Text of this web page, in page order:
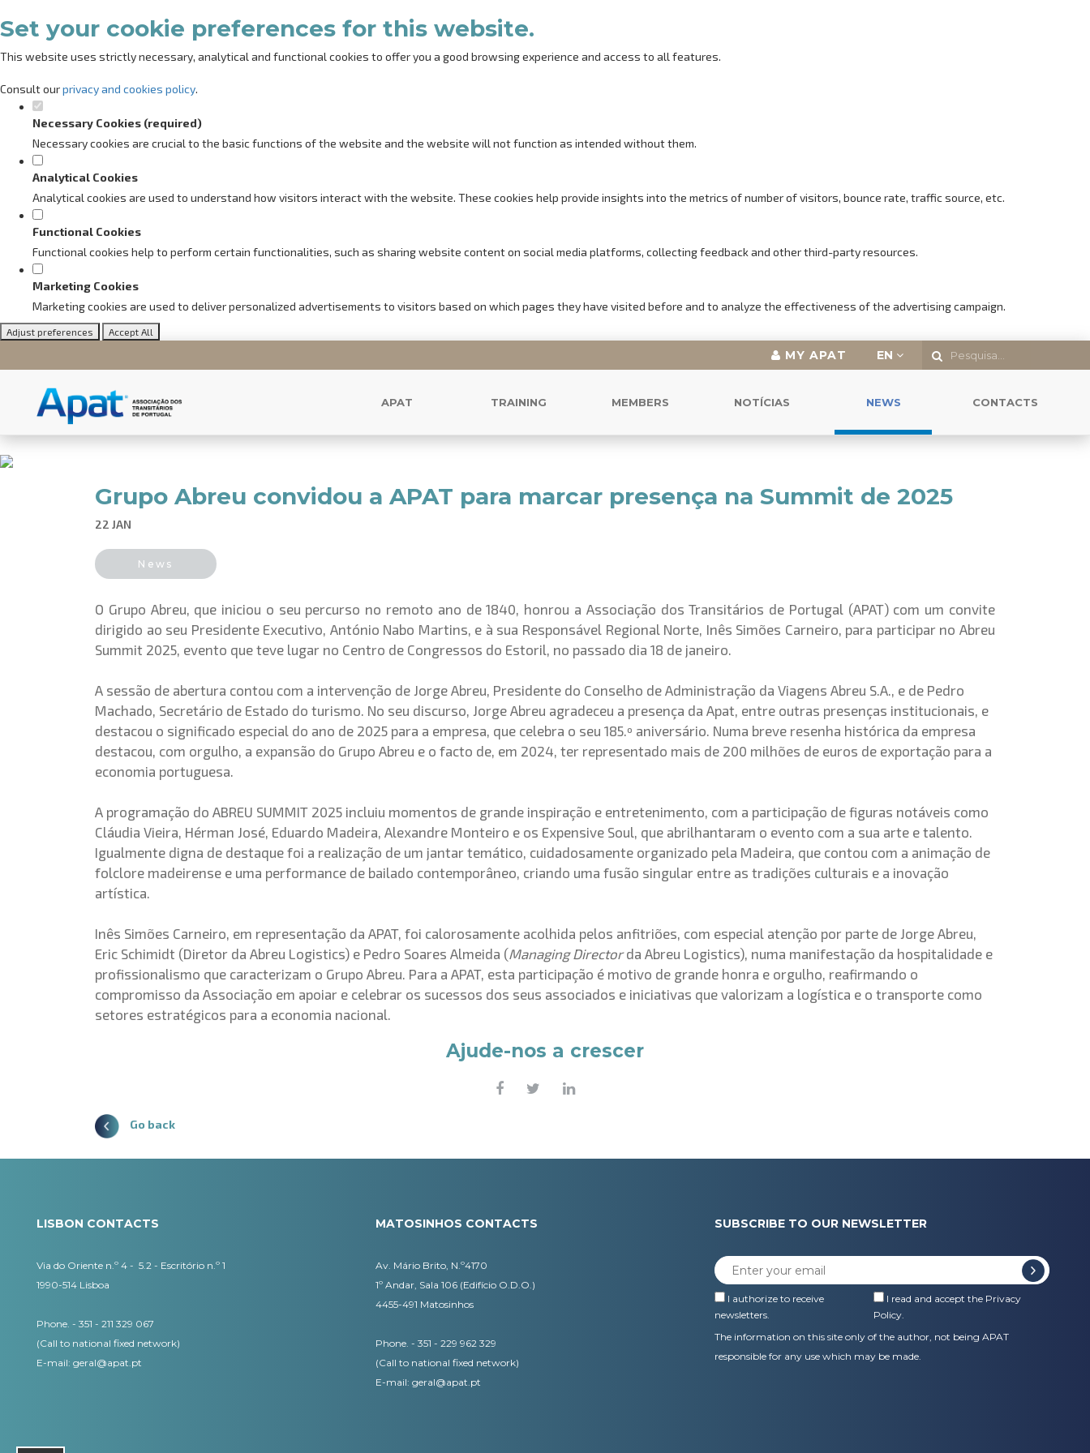
Set your cookie preferences for this website.
This website uses strictly necessary, analytical and functional cookies to offer you a good browsing experience and access to all features.
Consult ourprivacy and cookies policy.
Necessary Cookies (required)
Necessary cookies are crucial to the basic functions of the website and the website will not function as intended without them.
Analytical Cookies
Analytical cookies are used to understand how visitors interact with the website. These cookies help provide insights into the metrics of number of visitors, bounce rate, traffic source, etc.
Functional Cookies
Functional cookies help to perform certain functionalities, such as sharing website content on social media platforms, collecting feedback and other third-party resources.
Marketing Cookies
Marketing cookies are used to deliver personalized advertisements to visitors based on which pages they have visited before and to analyze the effectiveness of the advertising campaign.
Adjust preferences Accept All
MY APAT EN
APAT TRAINING MEMBERS NOTÍCIAS NEWS CONTACTS
Grupo Abreu convidou a APAT para marcar presença na Summit de 2025
22 JAN
News
O Grupo Abreu, que iniciou o seu percurso no remoto ano de 1840, honrou a Associação dos Transitários de Portugal (APAT) com um convite
dirigido ao seu Presidente Executivo, António Nabo Martins, e à sua Responsável Regional Norte, Inês Simões Carneiro, para participar no Abreu
Summit 2025, evento que teve lugar no Centro de Congressos do Estoril, no passado dia 18 de janeiro.
A sessão de abertura contou com a intervenção de Jorge Abreu, Presidente do Conselho de Administração da Viagens Abreu S.A., e de Pedro
Machado, Secretário de Estado do turismo. No seu discurso, Jorge Abreu agradeceu a presença da Apat, entre outras presenças institucionais, e
destacou o significado especial do ano de 2025 para a empresa, que celebra o seu 185.º aniversário. Numa breve resenha histórica da empresa
destacou, com orgulho, a expansão do Grupo Abreu e o facto de, em 2024, ter representado mais de 200 milhões de euros de exportação para a
economia portuguesa.
A programação do ABREU SUMMIT 2025 incluiu momentos de grande inspiração e entretenimento, com a participação de figuras notáveis como
Cláudia Vieira, Hérman José, Eduardo Madeira, Alexandre Monteiro e os Expensive Soul, que abrilhantaram o evento com a sua arte e talento.
Igualmente digna de destaque foi a realização de um jantar temático, cuidadosamente organizado pela Madeira, que contou com a animação de
folclore madeirense e uma performance de bailado contemporâneo, criando uma fusão singular entre as tradições culturais e a inovação
artística.
Inês Simões Carneiro, em representação da APAT, foi calorosamente acolhida pelos anfitriões, com especial atenção por parte de Jorge Abreu,
Eric Schimidt (Diretor da Abreu Logistics) e Pedro Soares Almeida (Managing Directorda Abreu Logistics), numa manifestação da hospitalidade e
profissionalismo que caracterizam o Grupo Abreu. Para a APAT, esta participação é motivo de grande honra e orgulho, reafirmando o
compromisso da Associação em apoiar e celebrar os sucessos dos seus associados e iniciativas que valorizam a logística e o transporte como
setores estratégicos para a economia nacional.
Ajude-nos a crescer
Go back
LISBON CONTACTS
Via do Oriente n.º 4 - 5.2 - Escritório n.º 1
1990-514 Lisboa
Phone. - 351 - 211 329 067
(Call to national fixed network)
​E-mail: geral@apat.pt
MATOSINHOS CONTACTS
Av. Mário Brito, N.º4170
1º Andar, Sala 106 (Edifício O.D.O.)
4455-491 Matosinhos
Phone. - 351 - 229 962 329
(Call to national fixed network)
E-mail: geral@apat.pt
SUBSCRIBE TO OUR NEWSLETTER
I authorize to receive
newsletters.
I read and accept the Privacy
Policy.
The information on this site only of the author, not being APAT
responsible for any use which may be made.